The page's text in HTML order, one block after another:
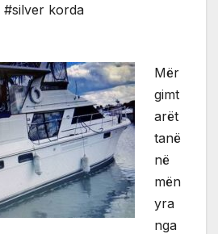
#silver korda
Mër
gimt
arët
tanë
në
mën
yra
nga